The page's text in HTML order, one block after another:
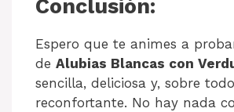
Conclusión:
Espero que te animes a
de Alubias Blancas con
sencilla, deliciosa y, sobre
reconfortante. No hay nada